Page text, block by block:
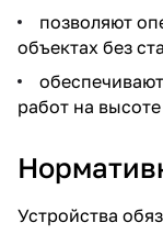
позволяют
объектах без
работ на
Устройства